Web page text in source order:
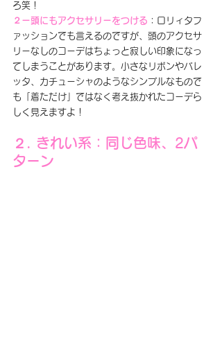
ろ笑！
２ー頭にもアクセサリーをつける ：ロリィタフ
ァッションでも言えるのですが、頭のアクセサ
リーなしのコーデはちょっと寂しい印象になっ
てしまうことがあります。小さなリボンやバレ
ッタ、カチューシャのようなシンプルなもので
も「着ただけ」ではなく考え抜かれたコーデら
しく見えますよ！
２. きれい系：同じ色味、2パ
ターン